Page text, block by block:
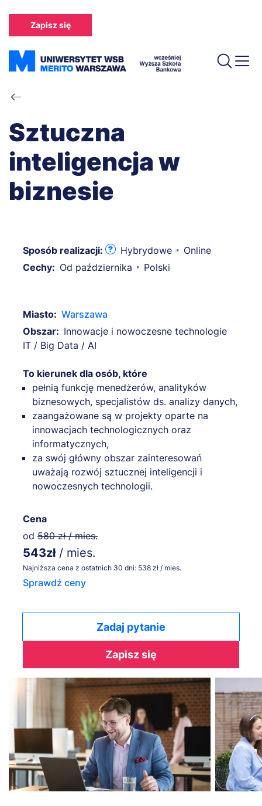
treści
Zapisz się
Ścieżka
nawigacyjna
Sztuczna
inteligencja w
biznesie
Sposób realizacji: Hybrydowe
Online
Cechy: Od października Polski
Miasto: Warszawa
Obszar: Innowacje i nowoczesne technologie
IT / Big Data / AI
To kierunek dla osób, które
pełnią funkcję menedżerów, analityków
biznesowych, specjalistów ds. analizy danych,
zaangażowane są w projekty oparte na
innowacjach technologicznych oraz
informatycznych,
za swój główny obszar zainteresowań
uważają rozwój sztucznej inteligencji i
nowoczesnych technologii.
Cena
od 580 zł / mies.
543zł / mies.
Najniższa cena z ostatnich 30 dni: 538 zł / mies.
Sprawdź ceny
Zadaj pytanie
Zapisz się